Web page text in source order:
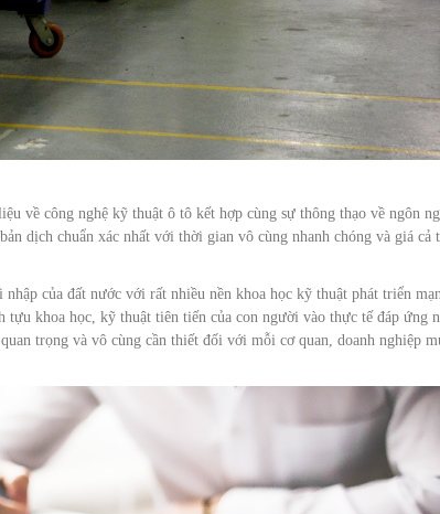
về công nghệ kỹ thuật ô tô kết hợp cùng sự thông thạo về ngôn
dịch chuẩn xác nhất với thời gian vô cùng nhanh chóng và giá cả
của đất nước với rất nhiều nền khoa học kỹ thuật phát triển
khoa học, kỹ thuật tiên tiến của con người vào thực tế đáp ứng
trọng và vô cùng cần thiết đối với mỗi cơ quan, doanh nghiệp